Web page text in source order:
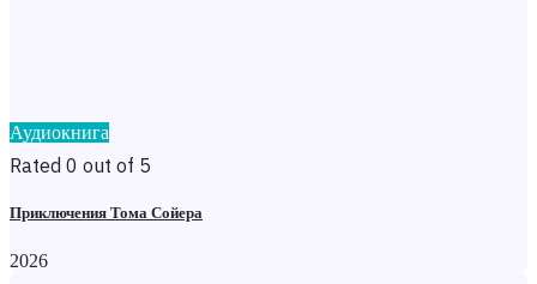
Аудиокнига
Rated 0 out of 5
Приключения Тома Сойера
2026